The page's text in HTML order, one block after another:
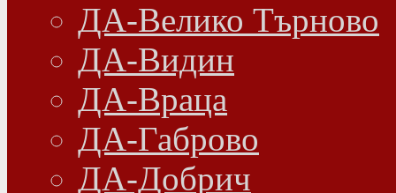
ДА-Велико Търново
ДА-Видин
ДА-Враца
ДА-Габрово
ДА-Добрич